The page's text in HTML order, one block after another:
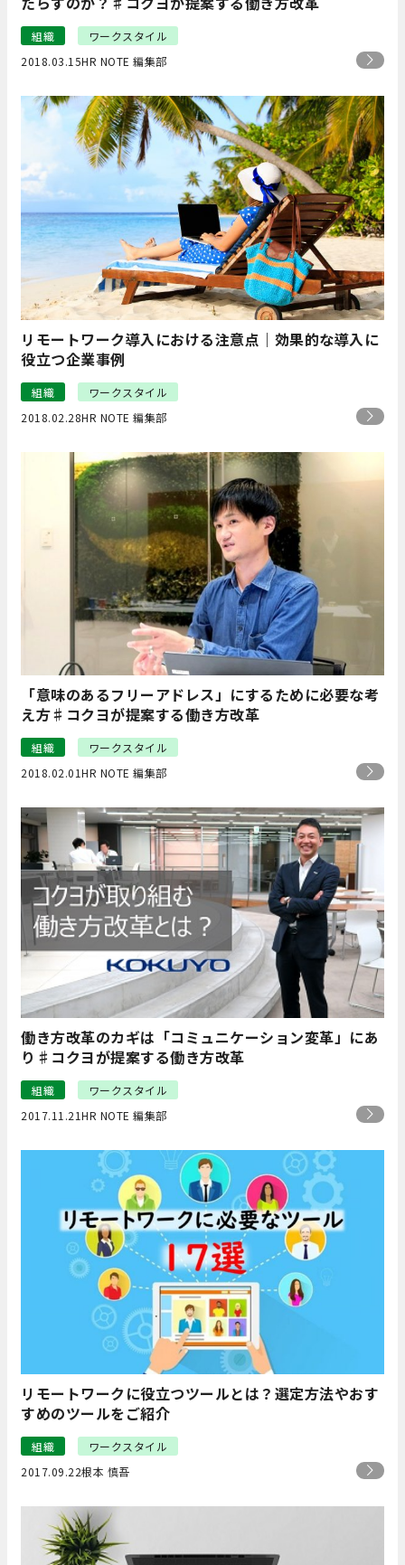
組織
ワークスタイル
2018.03.15HR NOTE 編集部
リモートワーク導入における注意点｜効果的な導入に
役立つ企業事例
組織
ワークスタイル
2018.02.28HR NOTE 編集部
「意味のあるフリーアドレス」にするために必要な考
え方♯コクヨが提案する働き方改革
組織
ワークスタイル
2018.02.01HR NOTE 編集部
働き方改革のカギは「コミュニケーション変革」にあ
り♯コクヨが提案する働き方改革
組織
ワークスタイル
2017.11.21HR NOTE 編集部
リモートワークに役立つツールとは？選定方法やおす
すめのツールをご紹介
組織
ワークスタイル
2017.09.22根本 慎吾